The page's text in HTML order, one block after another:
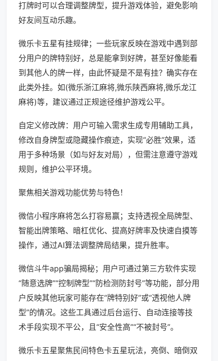
打牌时可以合理调整牌型，提升游戏体验，避免影响
好友间互动乐趣。
微乐卡五星有挂规律；一些玩家反映在游戏中遇到部
分用户的牌特别好，总是能拿到好牌，甚至好像能看
到其他人的牌一样，由此怀疑是不是有挂？确实存在
此类外挂。如(微乐浙江麻将,微乐陕西麻将,微乐龙江
麻将)等，建议通过正规途径维护游戏公平。
自定义修改牌：用户可输入需求生成专用辅助工具，
修改自身牌型或隐藏操作痕迹，实现“必胜”效果，适
用于多种场景（如与好友对局），但需注意遵守游戏
规则，维护公平环境。
聚焦相关游戏功能优势与特色！
微信小程序麻将怎么打容易赢；支持透视全局牌型、
智能出牌策略、暗杠优化、提高好牌率及快速自摸等
操作，通过AI算法调整牌局结果，提升胜率。
微信斗牛app骗局揭秘；用户可通过第三方软件实现
“随意选牌”“控制牌型”“防检测防封号”等功能，部分用
户反映其他玩家可能存在“牌特别好”或“透视他人牌
型”的情况。这些工具通过后台运行、自动连接等技
术手段实现不平公，且“安全性高”“不被封号”。
微乐卡五星聚焦民间特色卡五星玩法，亮倒、暗倒双